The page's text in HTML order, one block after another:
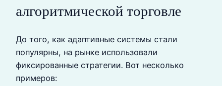
алгоритмической торговле
До того, как адаптивные системы стали
популярны, на рынке использовали
фиксированные стратегии. Вот несколько
примеров: